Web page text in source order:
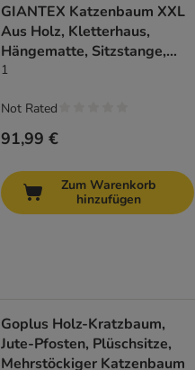
GIANTEX Katzenbaum XXL
Aus Holz, Kletterhaus,
Hängematte, Sitzstange,
Sisal
1
91,99 €
Not Rated
Zum Warenkorb
hinzufügen
Goplus Holz-Kratzbaum,
Jute-Pfosten, Plüschsitze,
Mehrstöckiger Katzenbaum